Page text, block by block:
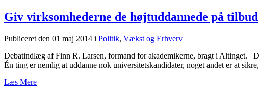
Giv virksomhederne de højtuddannede på tilbud
Publiceret den 01 maj 2014 i Politik, Vækst og Erhverv
Debatindlæg af Finn R. Larsen, formand for akademikerne, bragt i Altinget.
Én ting er nemlig at uddanne nok universitetskandidater, noget andet er at
Læs Mere